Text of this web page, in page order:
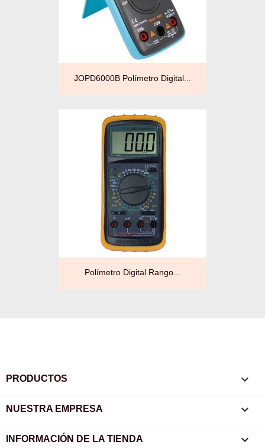
JOPD6000B Polímetro Digital...
Polímetro Digital Rango...
PRODUCTOS 
NUESTRA EMPRESA 
INFORMACIÓN DE LA TIENDA keyboard_arrow_down